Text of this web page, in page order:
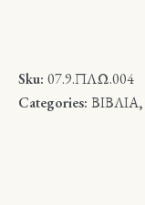
Sku: 07.9.ΠΛΩ.004
Categories: ΒΙΒΛΙΑ,